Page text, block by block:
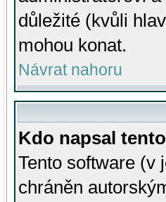
důležité (kvůli
mohou konat.
Návrat nahoru
Kdo napsal
Tento software (v
chráněn